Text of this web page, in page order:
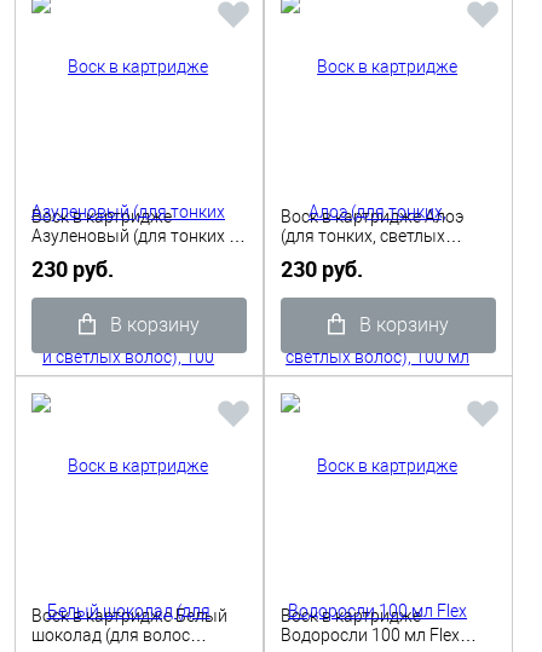
Воск в картридже
Азуленовый (для тонких и
ITALWAX
230 руб.
В корзину
Воск в картридже Алоэ
(для тонких, светлых
230 руб.
В корзину
Воск в картридже Белый
шоколад (для волос
Воск в картридже
Водоросли 100 мл Flex